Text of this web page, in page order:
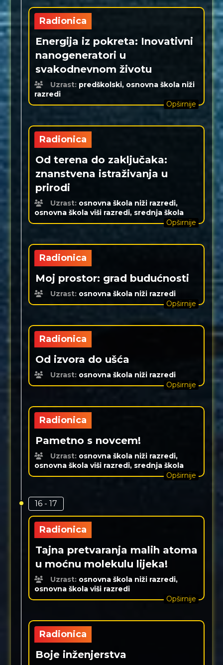
Radionica
Energija iz pokreta: Inovativni
nanogeneratori u
svakodnevnom životu
Uzrast: predškolski, osnovna škola niži
razredi
Opširnije
Radionica
Od terena do zaključaka:
znanstvena istraživanja u
prirodi
Uzrast: osnovna škola niži razredi,
osnovna škola viši razredi, srednja škola
Opširnije
Radionica
Moj prostor: grad budućnosti
Uzrast: osnovna škola niži razredi
Opširnije
Radionica
Od izvora do ušća
Uzrast: osnovna škola niži razredi
Opširnije
Radionica
Pametno s novcem!
Uzrast: osnovna škola niži razredi,
osnovna škola viši razredi, srednja škola
Opširnije
16 - 17
Radionica
Tajna pretvaranja malih atoma
u moćnu molekulu lijeka!
Uzrast: osnovna škola niži razredi,
osnovna škola viši razredi
Opširnije
Radionica
Boje inženjerstva